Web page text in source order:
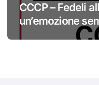
CCCP – Fedeli
un’emozione
#primadinoi